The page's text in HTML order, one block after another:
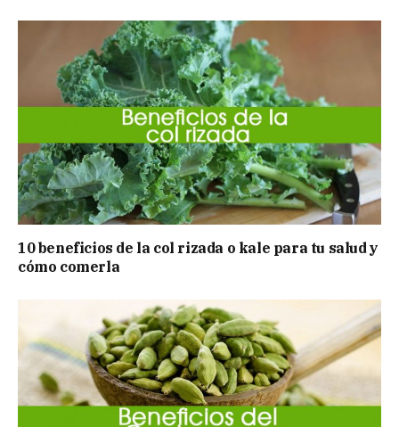
10 beneficios de la col rizada o kale para tu salud y
cómo comerla